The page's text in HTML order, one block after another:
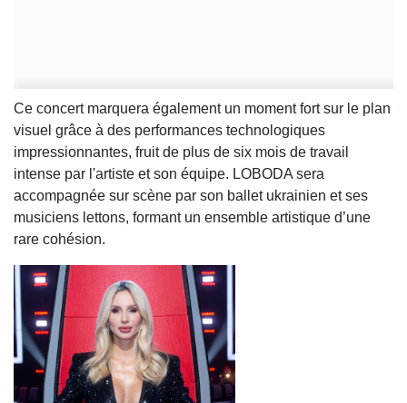
Ce concert marquera également un moment fort sur le plan
visuel grâce à des performances technologiques
impressionnantes, fruit de plus de six mois de travail
intense par l'artiste et son équipe. LOBODA sera
accompagnée sur scène par son ballet ukrainien et ses
musiciens lettons, formant un ensemble artistique d’une
rare cohésion.